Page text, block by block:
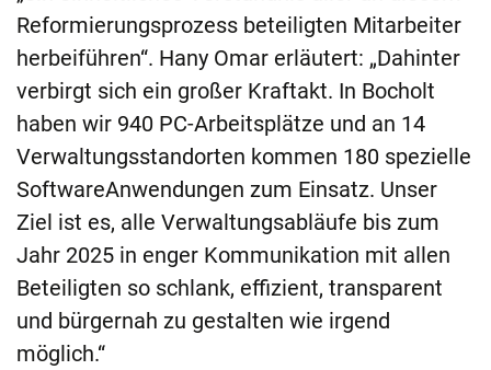
Reformierungsprozess beteiligten Mitarbeiter
herbeiführen“. Hany Omar erläutert: „Dahinter
verbirgt sich ein großer Kraftakt. In Bocholt
haben wir 940 PC-Arbeitsplätze und an 14
Verwaltungsstandorten kommen 180 spezielle
SoftwareAnwendungen zum Einsatz. Unser
Ziel ist es, alle Verwaltungsabläufe bis zum
Jahr 2025 in enger Kommunikation mit allen
Beteiligten so schlank, effizient, transparent
und bürgernah zu gestalten wie irgend
möglich.“